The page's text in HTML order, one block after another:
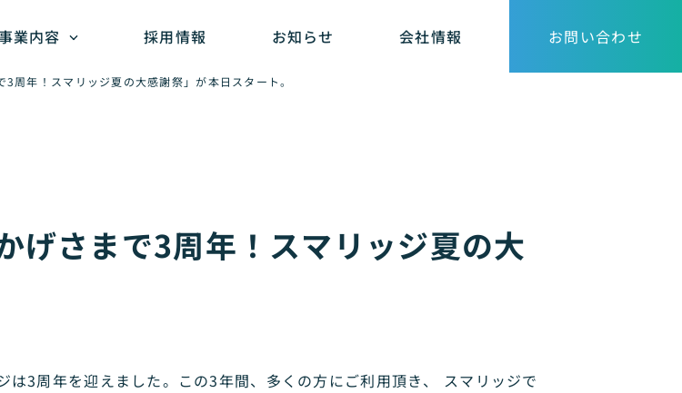
業内容 採用情報 お知らせ 会社情報 お問い合わせ
周年！スマリッジ夏の大感謝祭」が本日スタート。
げさまで3周年！スマリッジ夏の大
3周年を迎えました。この3年間、多くの方にご利用頂き、 スマリッジで